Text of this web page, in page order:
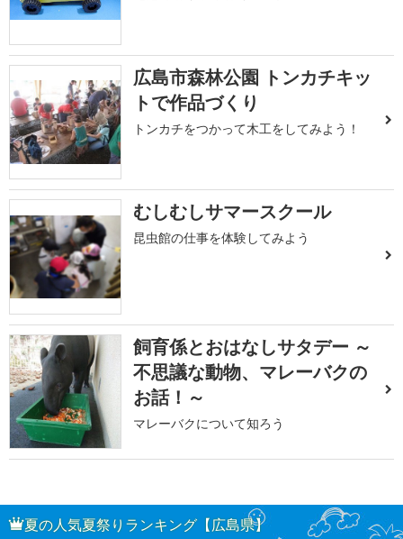
広島市森林公園 トンカチキッ
トで作品づくり
トンカチをつかって木工をしてみよう！
むしむしサマースクール
昆虫館の仕事を体験してみよう
飼育係とおはなしサタデー ～
不思議な動物、マレーバクの
お話！～
マレーバクについて知ろう
夏の人気夏祭りランキング【広島県】